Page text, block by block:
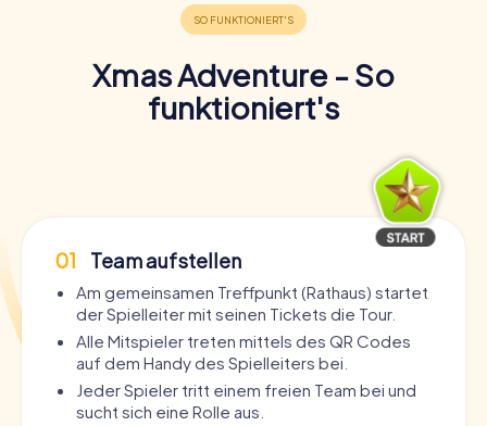
Xmas Adventure - So
funktioniert's
01 Team aufstellen
Am gemeinsamen Treffpunkt (Rathaus) startet
der Spielleiter mit seinen Tickets die Tour.
Alle Mitspieler treten mittels des QR Codes
auf dem Handy des Spielleiters bei.
Jeder Spieler tritt einem freien Team bei und
sucht sich eine Rolle aus.